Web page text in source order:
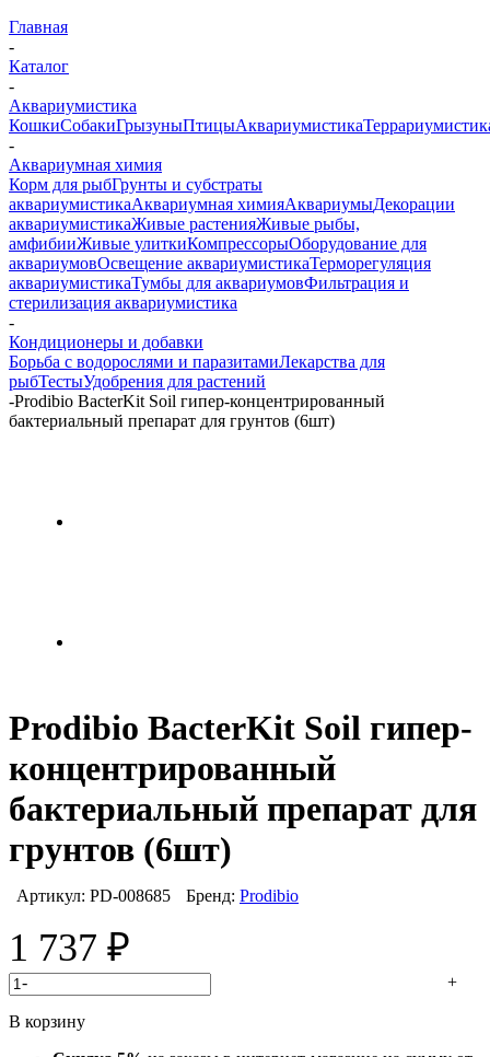
Главная
-
Каталог
-
Аквариумистика
КошкиСобакиГрызуныПтицыАквариумистика
-
Аквариумная химия
Корм для рыбГрунты и субстраты
аквариумистикаАквариумная химияАквариумыДекорации
аквариумистикаЖивые растенияЖивые рыбы,
амфибииЖивые улиткиКомпрессорыОборудование для
аквариумовОсвещение аквариумистикаТерморегуляция
аквариумистикаТумбы для аквариумовФильтрация и
стерилизация аквариумистика
-
Кондиционеры и добавки
Борьба с водорослями и паразитамиЛекарства для
рыбТестыУдобрения для растений
-Prodibio BacterKit Soil гипер-концентрированный
бактериальный препарат для грунтов (6шт)
Prodibio BacterKit Soil гипер-
концентрированный
бактериальный препарат для
грунтов (6шт)
Артикул: PD-008685 Бренд: Prodibio
1 737 ₽
- +
В корзину